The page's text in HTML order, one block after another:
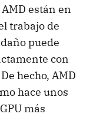
están en
trabajo de
puede
con
hecho, AMD
hace unos
más